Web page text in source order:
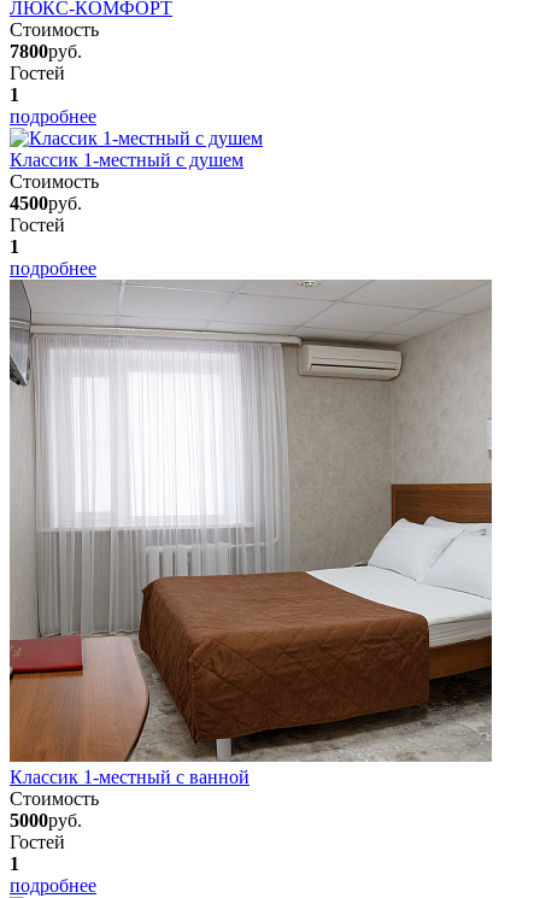
ЛЮКС-КОМФОРТ
Стоимость
7800руб.
Гостей
1
подробнее
Классик 1-местный с душем
Стоимость
4500руб.
Гостей
1
подробнее
Классик 1-местный с ванной
Стоимость
5000руб.
Гостей
1
подробнее